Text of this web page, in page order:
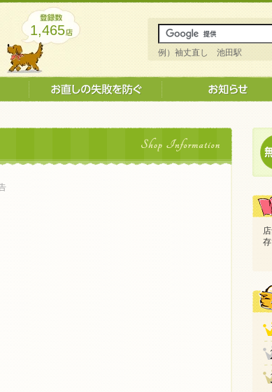
1,465
例）袖丈直し 池田駅
存